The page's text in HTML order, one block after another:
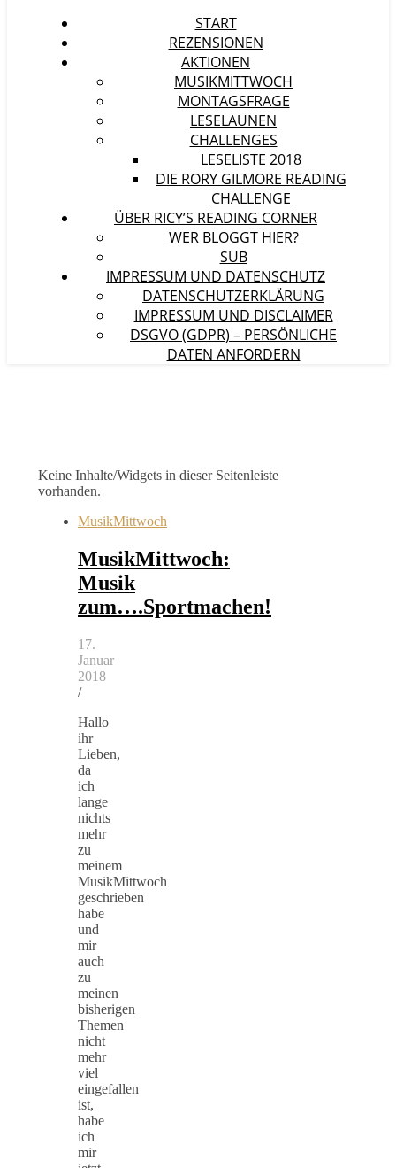
START
REZENSIONEN
AKTIONEN
MUSIKMITTWOCH
MONTAGSFRAGE
LESELAUNEN
CHALLENGES
LESELISTE 2018
DIE RORY GILMORE READING
CHALLENGE
ÜBER RICY’S READING CORNER
WER BLOGGT HIER?
SUB
IMPRESSUM UND DATENSCHUTZ
DATENSCHUTZERKLÄRUNG
IMPRESSUM UND DISCLAIMER
DSGVO (GDPR) – PERSÖNLICHE
DATEN ANFORDERN
Keine Inhalte/Widgets in dieser Seitenleiste
vorhanden.
MusikMittwoch
MusikMittwoch:
Musik
zum….Sportmachen!
17.
Januar
2018
/
Hallo
ihr
Lieben,
da
ich
lange
nichts
mehr
zu
meinem
MusikMittwoch
geschrieben
habe
und
mir
auch
zu
meinen
bisherigen
Themen
nicht
mehr
viel
eingefallen
ist,
habe
ich
mir